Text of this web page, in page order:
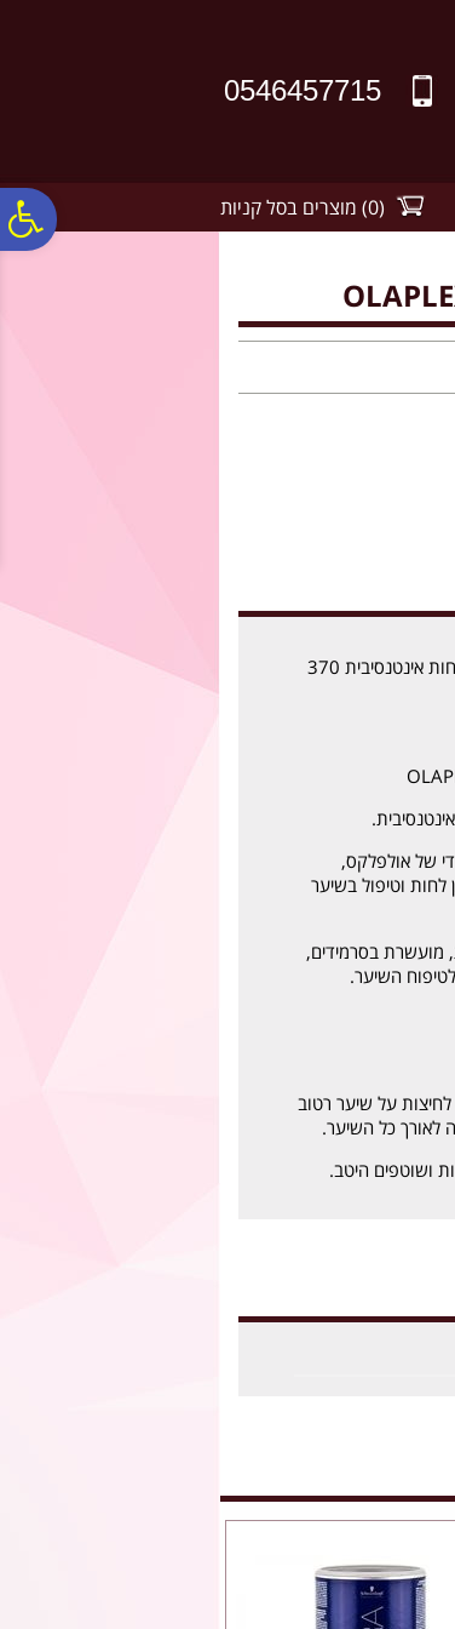
0546457715
(
0
) מוצרים בסל קניות
אולפלקס 4 פעולות ב- 1 מסכת לחות אינטנסיבית 370
של אולפלקס,
וטיפול בשיער
מועשרת בסרמידים,
לאחר חפיפת השיער, יש למרוח 3 לחיצות על שיער רטוב
לאורך כל השיער.